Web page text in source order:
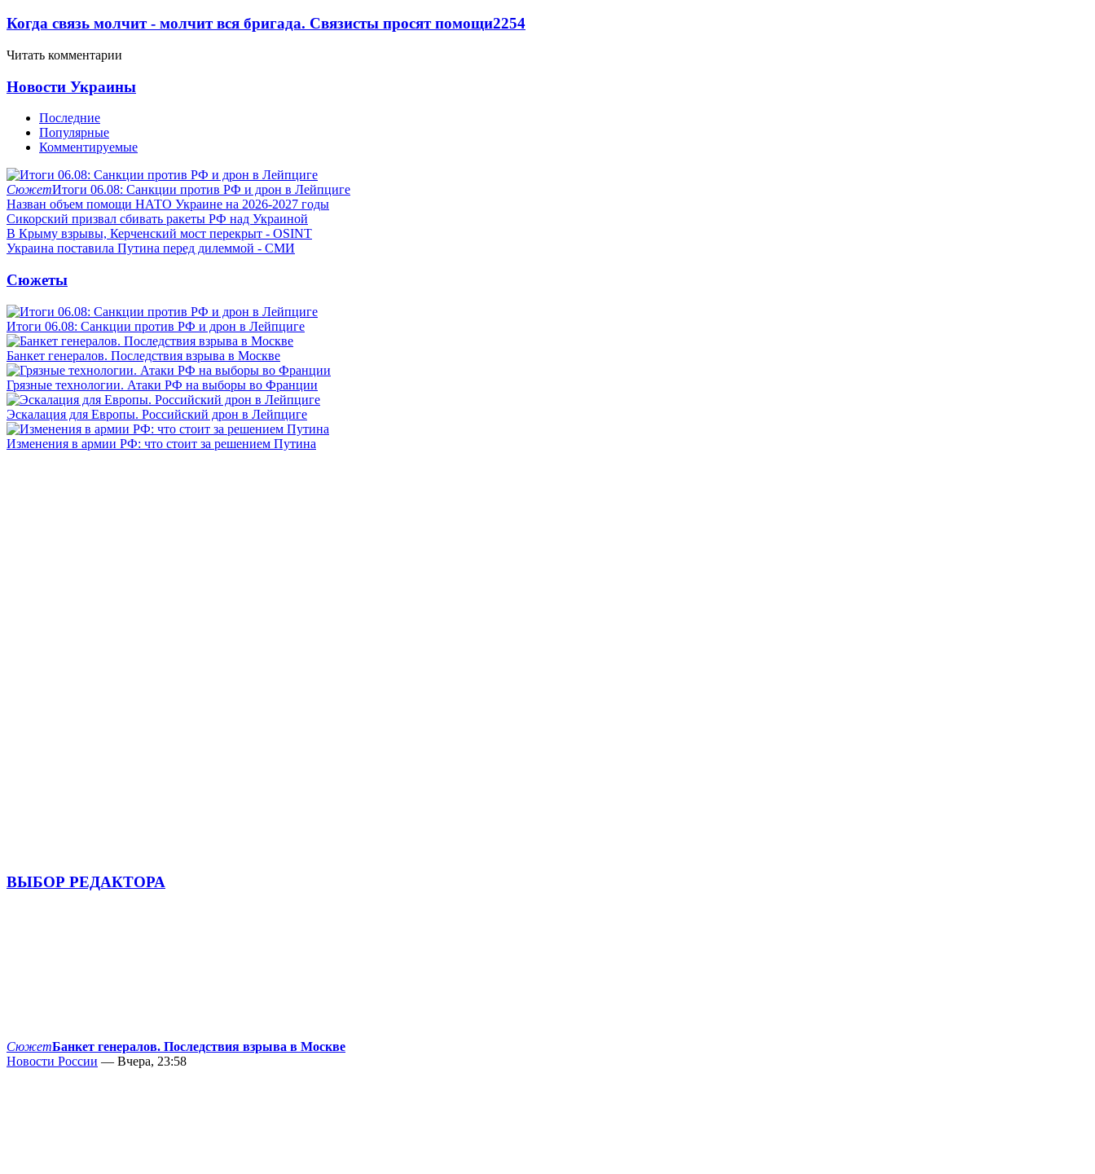
Когда связь молчит - молчит вся бригада. Связисты просят помощи2254
Читать комментарии
Новости Украины
Последние
Популярные
Комментируемые
СюжетИтоги 06.08: Санкции против РФ и дрон в Лейпциге
Назван объем помощи НАТО Украине на 2026-2027 годы
Сикорский призвал сбивать ракеты РФ над Украиной
В Крыму взрывы, Керченский мост перекрыт - OSINT
Украина поставила Путина перед дилеммой - СМИ
Сюжеты
Итоги 06.08: Санкции против РФ и дрон в Лейпциге
Банкет генералов. Последствия взрыва в Москве
Грязные технологии. Атаки РФ на выборы во Франции
Эскалация для Европы. Российский дрон в Лейпциге
Изменения в армии РФ: что стоит за решением Путина
ВЫБОР РЕДАКТОРА
СюжетБанкет генералов. Последствия взрыва в Москве
Новости России — Вчера, 23:58